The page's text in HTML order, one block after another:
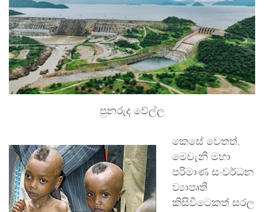
පුනරුද වේල්ල
කෙසේ වෙතත්,
මෙවැනි මහා
පරිමාණ සංවර්ධන
ව්‍යාපෘති
කිසිවිටෙකත් සරල